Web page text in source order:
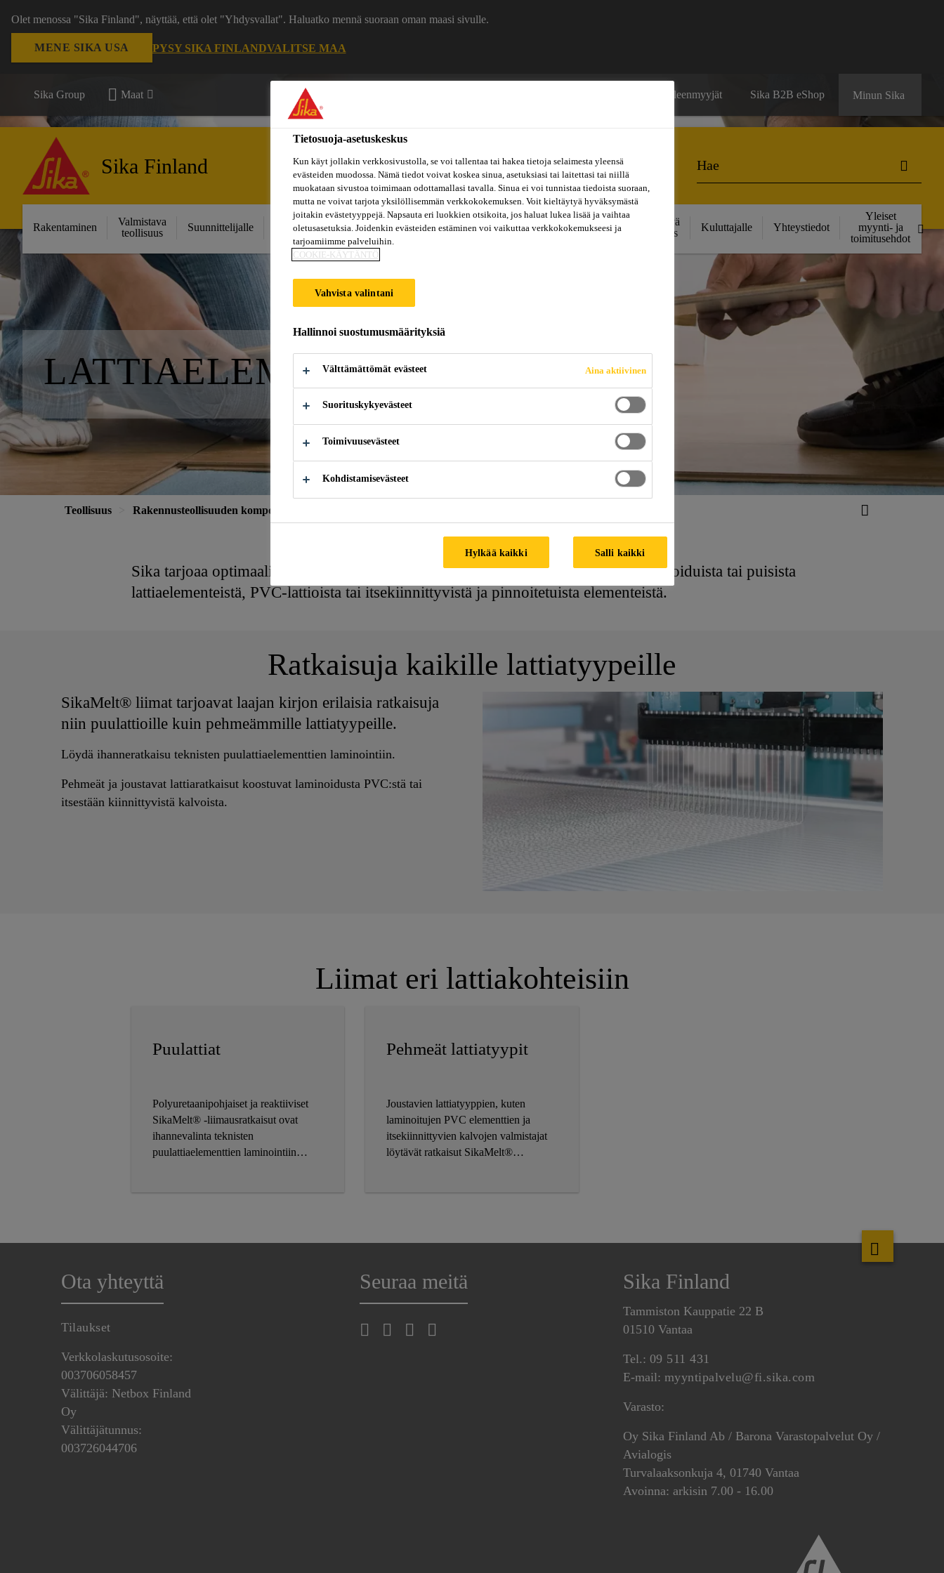
Olet menossa "Sika Finland", näyttää, että olet "Yhdysvallat". Haluatko mennä suoraan oman maasi sivulle.
MENE SIKA USA PYSY SIKA FINLANDVALITSE MAA
Sika Group Maat Jälleenmyyjät Sika B2B eShop Minun Sika
Sika Finland
Rakentaminen
Valmistava
teollisuus
Suunnittelijalle
Ratkaisut
projekteihin
Referenssit
Inspiraatiot
ja
Dokumenttikirjasto
Tietoa
meistä
Kestävä
kehitys
Kuluttajalle Yhteystiedot
Yleiset
myynti- ja
toimitusehdot
LATTIAELEMENTIT
Teollisuus Rakennusteollisuuden komponentit
Sika tarjoaa optimaalisia ratkaisuja kaikille lattiatyypeille, oli kyse sitten kovalaminoiduista tai puisista
lattiaelementeistä, PVC-lattioista tai itsekiinnittyvistä ja pinnoitetuista elementeistä.
Ratkaisuja kaikille lattiatyypeille
SikaMelt® liimat tarjoavat laajan kirjon erilaisia ratkaisuja
niin puulattioille kuin pehmeämmille lattiatyypeille.
Löydä ihanneratkaisu teknisten puulattiaelementtien laminointiin.
Pehmeät ja joustavat lattiaratkaisut koostuvat laminoidusta PVC:stä tai
itsestään kiinnittyvistä kalvoista.
Liimat eri lattiakohteisiin
Puulattiat
Polyuretaanipohjaiset ja reaktiiviset
SikaMelt® -liimausratkaisut ovat
ihannevalinta teknisten
puulattiaelementtien laminointiin
Pehmeät lattiatyypit
Joustavien lattiatyyppien, kuten
laminoitujen PVC elementtien ja
itsekiinnittyvien kalvojen valmistajat
löytävät ratkaisut SikaMelt®
Ota yhteyttä
Tilaukset
Verkkolaskutusosoite:
003706058457
Välittäjä: Netbox Finland
Oy
Välittäjätunnus:
003726044706
Seuraa meitä Sika Finland
Tammiston Kauppatie 22 B
01510 Vantaa
Tel.: 09 511 431
E-mail: myyntipalvelu@fi.sika.com
Varasto:
Oy Sika Finland Ab / Barona Varastopalvelut Oy /
Avialogis
Turvalaaksonkuja 4, 01740 Vantaa
Avoinna: arkisin 7.00 - 16.00
Tietosuoja-asetuskeskus
Kun käyt jollakin verkkosivustolla, se voi tallentaa tai hakea tietoja selaimesta yleensä
evästeiden muodossa. Nämä tiedot voivat koskea sinua, asetuksiasi tai laitettasi tai niillä
muokataan sivustoa toimimaan odottamallasi tavalla. Sinua ei voi tunnistaa tiedoista suoraan,
mutta ne voivat tarjota yksilöllisemmän verkkokokemuksen. Voit kieltäytyä hyväksymästä
joitakin evästetyyppejä. Napsauta eri luokkien otsikoita, jos haluat lukea lisää ja vaihtaa
oletusasetuksia. Joidenkin evästeiden estäminen voi vaikuttaa verkkokokemukseesi ja
tarjoamiimme palveluihin.
COOKIE-KÄYTÄNTÖ
Vahvista valintani
Hallinnoi suostumusmäärityksiä
Välttämättömät evästeet Aina aktiivinen
Suorituskykyevästeet
Toimivuusevästeet
Kohdistamisevästeet
Hylkää kaikki Salli kaikki